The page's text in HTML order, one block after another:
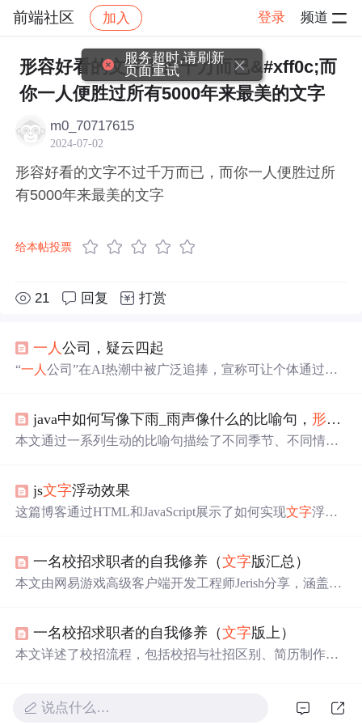
前端社区 加入 登录 频道
社区 前端社区 感慨 帖子详情
形容好看的文字不过千万而已&#xff0c;而
你一人便胜过所有5000年来最美的文字
m0_70717615
2024-07-02
形容好看的文字不过千万而已，而你一人便胜过所
有5000年来最美的文字
给本帖投票
21 回复 打赏
一人公司，疑云四起
“一人公司”在AI热潮中被广泛追捧，宣称可让个体通过AI
合能力，且面临市场竞争、用户新鲜感消退等问题。当前
宣传常夸大AI作用，掩盖真实挑战。
java中如何写像下雨_雨声像什么的比喻句， 形容
本文通过一系列生动的比喻句描绘了不同季节、不同情境
景画卷，引领读者进入一个由雨声编织的梦幻世界。
js文字浮动效果
这篇博客通过HTML和JavaScript展示了如何实现文字浮动
在页面上随机飘动的视觉效果。此外，文中还包含了对CS
S样式和JavaScript事件监听的运用，增加了互动性和趣味
一名校招求职者的自我修养（文字版汇总）
本文由网易游戏高级客户端开发工程师Jerish分享，涵盖校
一名校招求职者的自我修养（文字版上）
本文详述了校招流程，包括校招与社招区别、简历制作、
说点什么…
服务超时,请刷新
页面重试